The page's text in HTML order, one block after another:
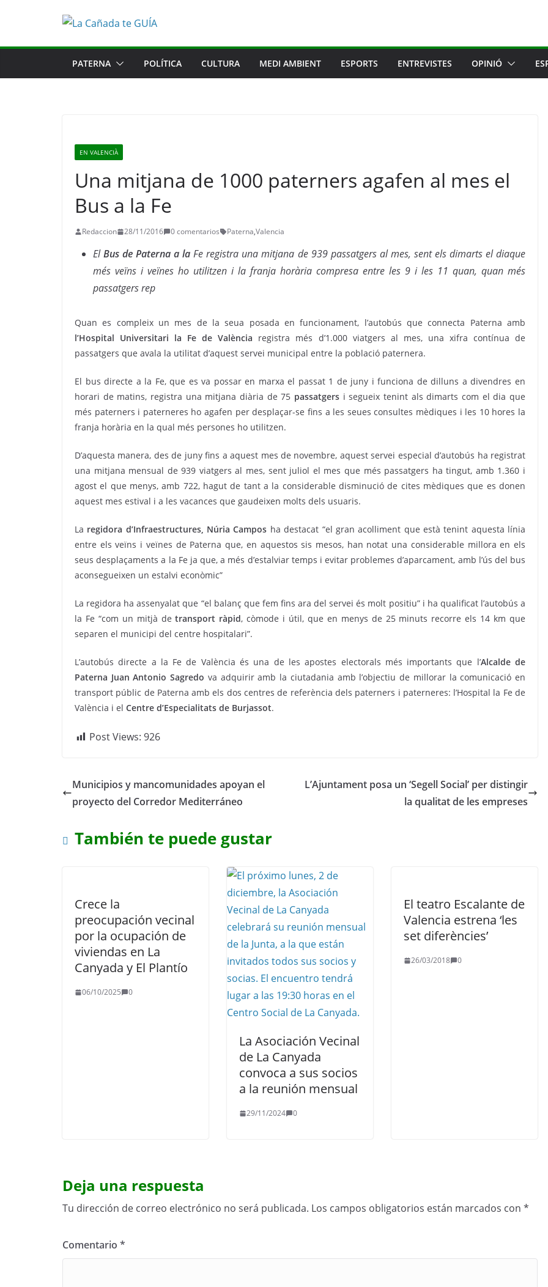
PATERNA POLÍTICA CULTURA MEDI AMBIENT ESPORTS ENTREVISTES OPINIÓ
EN VALENCIÀ
Una mitjana de 1000 paterners agafen al mes el
Bus a la Fe
Redaccion 28/11/2016 0 comentarios Paterna,Valencia
ElBus de Paterna a la Fe registra una mitjana de 939 passatgers al mes, sent els dimarts el diaque
més veïns i veïnes ho utilitzen i la franja horària compresa entre les 9 i les 11 quan, quan més
passatgers rep
Quan es compleix un mes de la seua posada en funcionament, l’autobús que connecta Paterna amb
l’Hospital Universitari la Fe de València registra més d’1.000 viatgers al mes, una xifra contínua de
passatgers que avala la utilitat d’aquest servei municipal entre la població paternera.
El bus directe a la Fe, que es va possar en marxa el passat 1 de juny i funciona de dilluns a divendres en
horari de matins, registra una mitjana diària de 75 passatgers i segueix tenint als dimarts com el dia que
més paterners i paterneres ho agafen per desplaçar-se fins a les seues consultes mèdiques i les 10 hores la
franja horària en la qual més persones ho utilitzen.
D’aquesta manera, des de juny fins a aquest mes de novembre, aquest servei especial d’autobús ha registrat
una mitjana mensual de 939 viatgers al mes, sent juliol el mes que més passatgers ha tingut, amb 1.360 i
agost el que menys, amb 722, hagut de tant a la considerable disminució de cites mèdiques que es donen
aquest mes estival i a les vacances que gaudeixen molts dels usuaris.
La regidora d’Infraestructures, Núria Campos ha destacat “el gran acolliment que està tenint aquesta línia
entre els veïns i veïnes de Paterna que, en aquestos sis mesos, han notat una considerable millora en els
seus desplaçaments a la Fe ja que, a més d’estalviar temps i evitar problemes d’aparcament, amb l’ús del bus
aconsegueixen un estalvi econòmic”
La regidora ha assenyalat que “el balanç que fem fins ara del servei és molt positiu” i ha qualificat l’autobús a
la Fe “com un mitjà detransport ràpid, còmode i útil, que en menys de 25 minuts recorre els 14 km que
separen el municipi del centre hospitalari”.
L’autobús directe a la Fe de València és una de les apostes electorals més importants que l’Alcalde de
Paterna Juan Antonio Sagredo va adquirir amb la ciutadania amb l’objectiu de millorar la comunicació en
transport públic de Paterna amb els dos centres de referència dels paterners i paterneres: l’Hospital la Fe de
València i el Centre d’Especialitats de Burjassot.
Post Views: 926
Municipios y mancomunidades apoyan el
proyecto del Corredor Mediterráneo
L’Ajuntament posa un ‘Segell Social’ per distingir
la qualitat de les empreses
También te puede gustar
Crece la
preocupación vecinal
por la ocupación de
viviendas en La
Canyada y El Plantío
06/10/2025 0
La Asociación Vecinal
de La Canyada
convoca a sus socios
a la reunión mensual
29/11/2024 0
El teatro Escalante de
Valencia estrena ‘les
set diferències’
26/03/2018 0
Deja una respuesta
Tu dirección de correo electrónico no será publicada. Los campos obligatorios están marcados con *
Comentario *